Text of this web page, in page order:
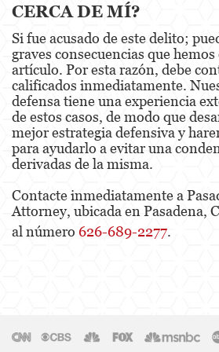
CERCA DE MÍ?
Si fue acusado de este delito;
graves consecuencias que
artículo. Por esta razón, debe
calificados inmediatamente.
defensa tiene una experiencia
de estos casos, de modo que
mejor estrategia defensiva y
para ayudarlo a evitar una
derivadas de la misma.
Contacte inmediatamente a
Attorney, ubicada en Pasadena,
al número 626-689-2277.